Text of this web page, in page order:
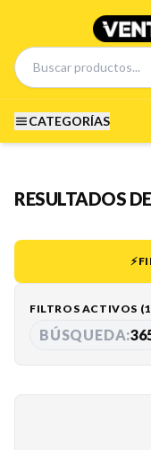
CATEGORÍAS
RESULTADOS
⚡
FILTROS ACTIVOS (1
BÚSQUEDA: